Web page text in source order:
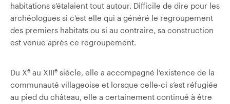
habitations s’étalaient tout autour. Difficile de dire pour les
archéologues si c’est elle qui a généré le regroupement
des premiers habitats ou si au contraire, sa construction
est venue après ce regroupement.
Du Xe au XIIIe siècle, elle a accompagné l’existence de la
communauté villageoise et lorsque celle-ci s’est réfugiée
au pied du château, elle a certainement continué à être